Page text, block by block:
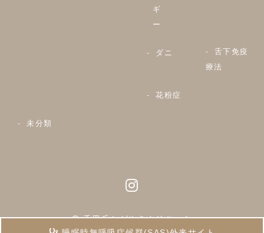
ギ
ー
ダニ
舌下免疫
療法
花粉症
未分類
© 千里丘かがやきクリニック